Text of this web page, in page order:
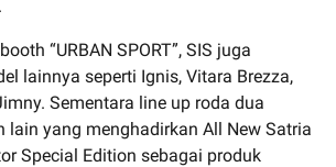
“URBAN SPORT”, SIS juga
lainnya seperti Ignis, Vitara Brezza,
Sementara line up roda dua
lain yang menghadirkan All New Satria
Special Edition sebagai produk